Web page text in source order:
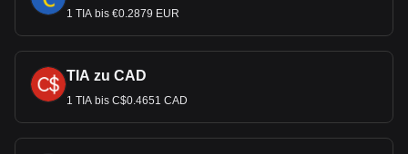
1 TIA bis €0.2879 EUR
TIA zu CAD
1 TIA bis C$0.4651 CAD